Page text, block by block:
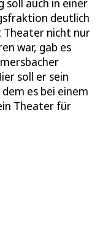
soll auch in einer
deutlich
Theater nicht nur
war, gab es
soll er sein
es bei einem
Theater für